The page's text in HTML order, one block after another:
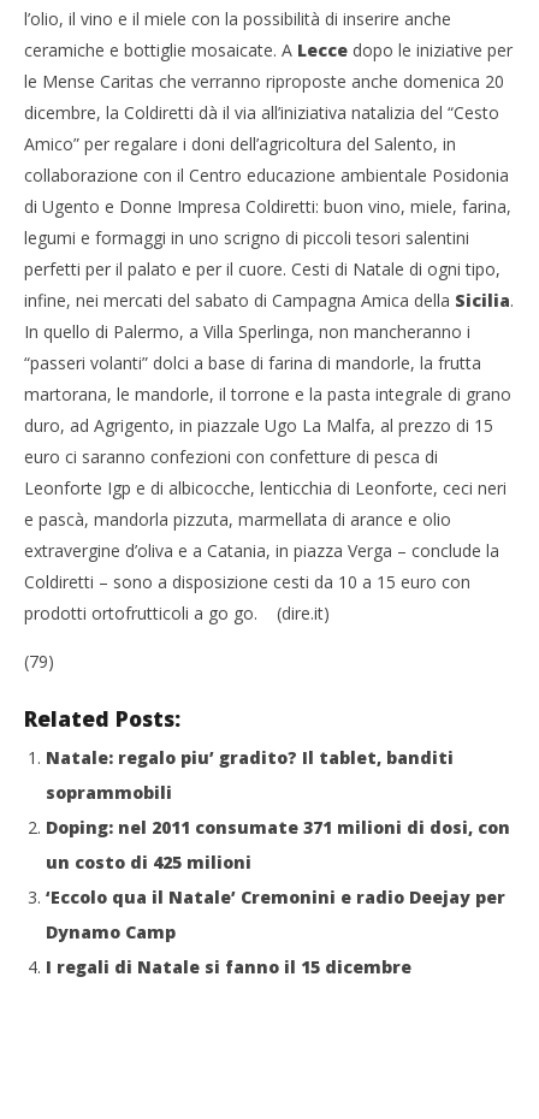
l’olio, il vino e il miele con la possibilità di inserire anche
ceramiche e bottiglie mosaicate. A Lecce dopo le iniziative per
le Mense Caritas che verranno riproposte anche domenica 20
dicembre, la Coldiretti dà il via all’iniziativa natalizia del “Cesto
Amico” per regalare i doni dell’agricoltura del Salento, in
collaborazione con il Centro educazione ambientale Posidonia
di Ugento e Donne Impresa Coldiretti: buon vino, miele, farina,
legumi e formaggi in uno scrigno di piccoli tesori salentini
perfetti per il palato e per il cuore. Cesti di Natale di ogni tipo,
infine, nei mercati del sabato di Campagna Amica della Sicilia.
In quello di Palermo, a Villa Sperlinga, non mancheranno i
“passeri volanti” dolci a base di farina di mandorle, la frutta
martorana, le mandorle, il torrone e la pasta integrale di grano
duro, ad Agrigento, in piazzale Ugo La Malfa, al prezzo di 15
euro ci saranno confezioni con confetture di pesca di
Leonforte Igp e di albicocche, lenticchia di Leonforte, ceci neri
e pascà, mandorla pizzuta, marmellata di arance e olio
extravergine d’oliva e a Catania, in piazza Verga – conclude la
Coldiretti – sono a disposizione cesti da 10 a 15 euro con
prodotti ortofrutticoli a go go. (dire.it)
(79)
Related Posts:
Natale: regalo piu’ gradito? Il tablet, banditi
soprammobili
Doping: nel 2011 consumate 371 milioni di dosi, con
un costo di 425 milioni
‘Eccolo qua il Natale’ Cremonini e radio Deejay per
Dynamo Camp
I regali di Natale si fanno il 15 dicembre